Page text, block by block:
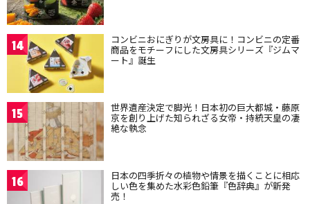
14 コンビニおにぎりが文房具に！コンビニの定番
商品をモチーフにした文房具シリーズ『ジムマ
ート』誕生
15 世界遺産決定で脚光！日本初の巨大都城・藤原
京を創り上げた知られざる女帝・持統天皇の凄
絶な執念
16 日本の四季折々の植物や情景を描くことに相応
しい色を集めた水彩色鉛筆『色辞典』が新発
売！